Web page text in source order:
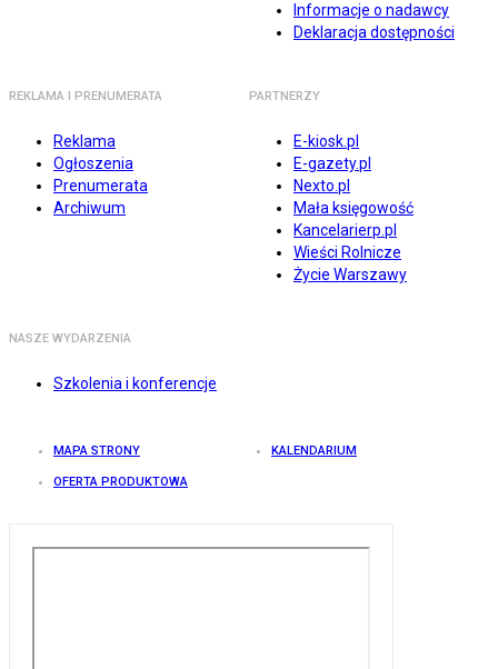
Informacje o nadawcy
Deklaracja dostępności
REKLAMA I PRENUMERATA
Reklama
Ogłoszenia
Prenumerata
Archiwum
PARTNERZY
E-kiosk.pl
E-gazety.pl
Nexto.pl
Mała księgowość
Kancelarierp.pl
Wieści Rolnicze
Życie Warszawy
NASZE WYDARZENIA
Szkolenia i konferencje
MAPA STRONY KALENDARIUM
OFERTA PRODUKTOWA